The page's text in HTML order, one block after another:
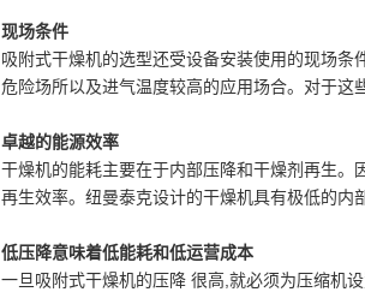
现场条件
吸附式干燥机的选型还受设备安装使用的现场
危险场所以及进气温度较高的应用场合。对于这
卓越的能源效率
干燥机的能耗主要在于内部压降和干燥剂再生
再生效率。纽曼泰克设计的干燥机具有极低的内
低压降意味着低能耗和低运营成本
一旦吸附式干燥机的压降 很高,就必须为压缩机